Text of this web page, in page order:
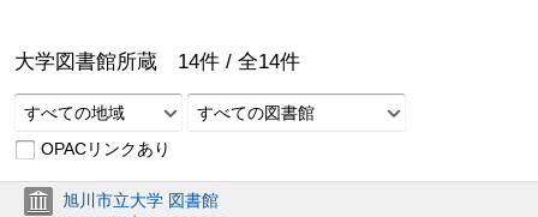
大学図書館所蔵 14件 / 全14件
すべての地域
すべての図書館
OPACリンクあり
旭川市立大学 図書館